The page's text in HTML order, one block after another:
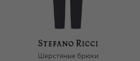
Шерстяные брюки